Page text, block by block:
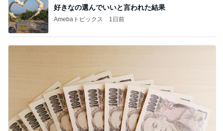
好きなの選んでいいと言われた結果
Amebaトピックス 1日前